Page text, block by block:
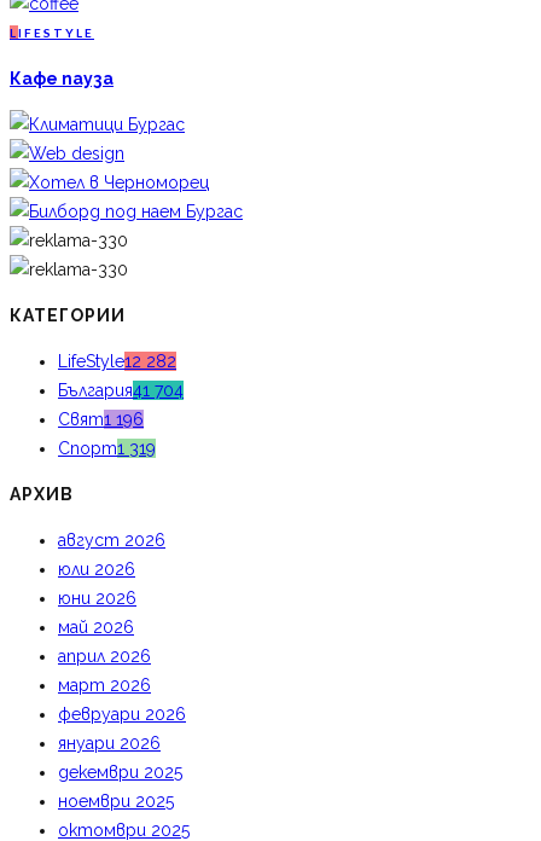
L IFESTYLE
Кафе пауза
КАТЕГОРИИ
LifeStyle12 282
България41 704
Свят1 196
Спорт1 319
АРХИВ
август 2026
юли 2026
юни 2026
май 2026
април 2026
март 2026
февруари 2026
януари 2026
декември 2025
ноември 2025
октомври 2025